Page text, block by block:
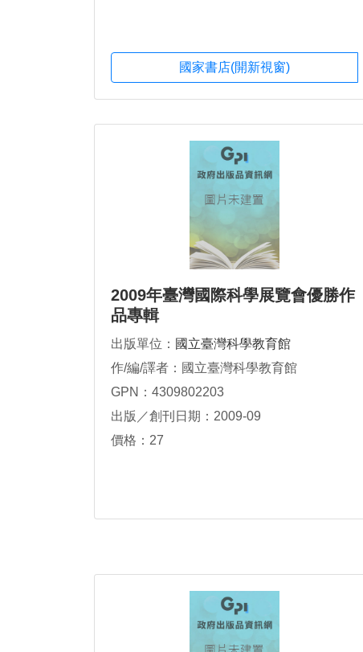
國家書店(開新視窗)
2009年臺灣國際科學展覽會優勝作
品專輯
出版單位： 國立臺灣科學教育館
作/編/譯者：國立臺灣科學教育館
GPN：4309802203
出版／創刊日期：2009-09
價格：27